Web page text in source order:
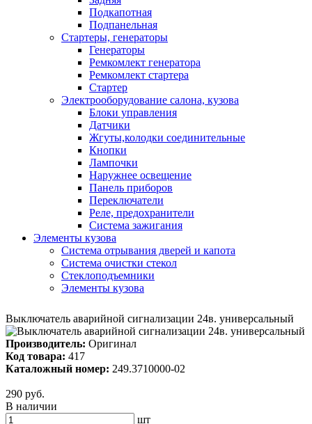
Подкапотная
Подпанельная
Стартеры, генераторы
Генераторы
Ремкомлект генератора
Ремкомлект стартера
Стартер
Электрооборудование салона, кузова
Блоки управления
Датчики
Жгуты,колодки соединительные
Кнопки
Лампочки
Наружнее освещение
Панель приборов
Переключатели
Реле, предохранители
Система зажигания
Элементы кузова
Система отрывания дверей и капота
Система очистки стекол
Стеклоподъемники
Элементы кузова
Выключатель аварийной сигнализации 24в. универсальный
Производитель: Оригинал
Код товара: 417
Каталожный номер: 249.3710000-02
290 руб.
В наличии
шт